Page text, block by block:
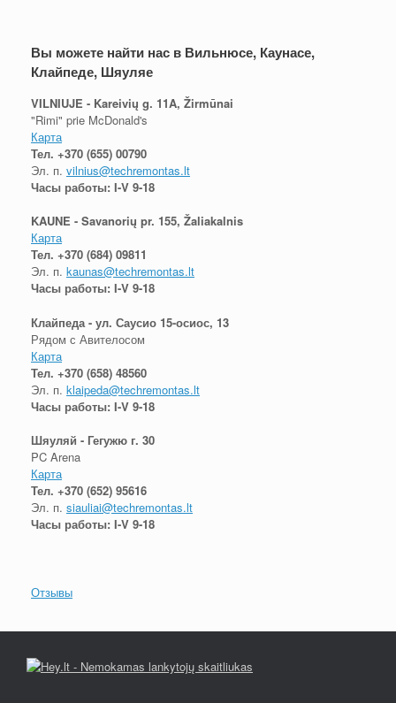
Вы можете найти нас в Вильнюсе, Каунасе,
Клайпеде, Шяуляе
VILNIUJE - Kareivių g. 11A, Žirmūnai
"Rimi" prie McDonald's
Карта
Тел. +370 (655) 00790
Эл. п. vilnius@techremontas.lt
Часы работы: I-V 9-18
KAUNE - Savanorių pr. 155, Žaliakalnis
Карта
Тел. +370 (684) 09811
Эл. п. kaunas@techremontas.lt
Часы работы: I-V 9-18
Клайпеда - ул. Саусио 15-осиос, 13
Рядом с Авителосом
Карта
Тел. +370 (658) 48560
Эл. п. klaipeda@techremontas.lt
Часы работы: I-V 9-18
Шяуляй - Гегужю г. 30
PC Arena
Карта
Тел. +370 (652) 95616
Эл. п. siauliai@techremontas.lt
Часы работы: I-V 9-18
Отзывы